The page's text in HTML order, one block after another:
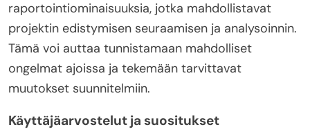
raportointiominaisuuksia, jotka mahdollistavat
projektin edistymisen seuraamisen ja analysoinnin.
Tämä voi auttaa tunnistamaan mahdolliset
ongelmat ajoissa ja tekemään tarvittavat
muutokset suunnitelmiin.
Käyttäjäarvostelut ja suositukset